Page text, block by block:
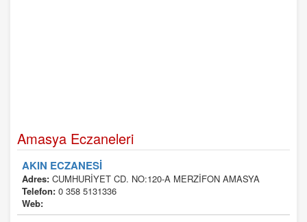
Amasya Eczaneleri
AKIN ECZANESİ
Adres: CUMHURİYET CD. NO:120-A MERZİFON AMASYA
Telefon: 0 358 5131336
Web: